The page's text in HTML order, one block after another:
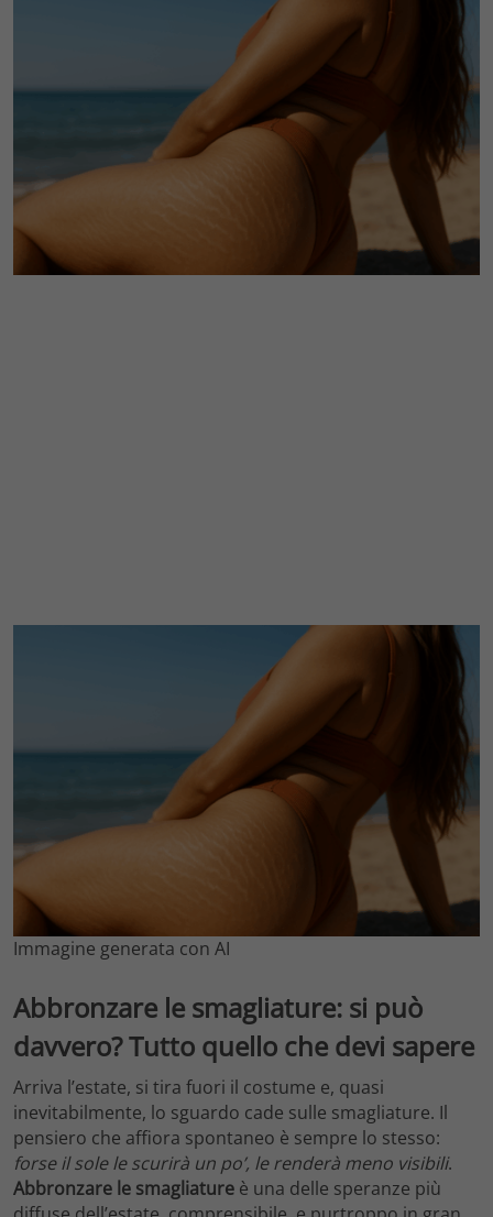
Immagine generata con AI
Abbronzare le smagliature: si può
davvero? Tutto quello che devi sapere
Arriva l’estate, si tira fuori il costume e, quasi
inevitabilmente, lo sguardo cade sulle smagliature. Il
pensiero che affiora spontaneo è sempre lo stesso:
forse il sole le scurirà un po’, le renderà meno visibili.
Abbronzare le smagliature è una delle speranze più